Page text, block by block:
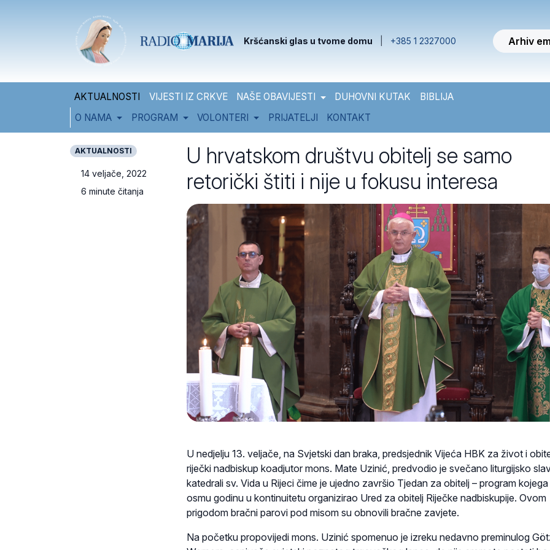
Kršćanski glas u tvome domu +385 1 2327000 Arhiv
AKTUALNOSTI VIJESTI IZ CRKVE NAŠE OBAVIJESTI DUHOVNI KUTAK
BIBLIJA
O NAMA
PROGRAM VOLONTERI PRIJATELJI KONTAKT
AKTUALNOSTI
14 veljače, 2022
6 minute čitanja
U hrvatskom društvu obitelj se samo
retorički štiti i nije u fokusu interesa
U nedjelju 13. veljače, na Svjetski dan braka, predsjednik Vijeća HBK za život i
riječki nadbiskup koadjutor mons. Mate Uzinić, predvodio je svečano liturgijsko
katedrali sv. Vida u Rijeci čime je ujedno završio Tjedan za obitelj – program kojega
osmu godinu u kontinuitetu organizirao Ured za obitelj Riječke nadbiskupije. Ovom
prigodom bračni parovi pod misom su obnovili bračne zavjete.
Na početku propovijedi mons. Uzinić spomenuo je izreku nedavno preminulog